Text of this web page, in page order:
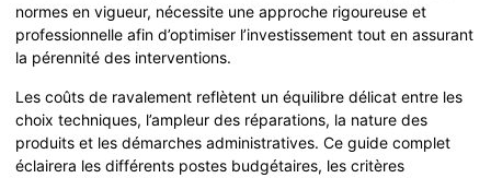
normes en vigueur, nécessite une approche rigoureuse et
professionnelle afin d’optimiser l’investissement tout en assurant
la pérennité des interventions.
Les coûts de ravalement reflètent un équilibre délicat entre les
choix techniques, l’ampleur des réparations, la nature des
produits et les démarches administratives. Ce guide complet
éclairera les différents postes budgétaires, les critères